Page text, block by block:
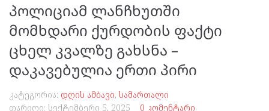
პოლიციამ ლანჩხუთში
მომხდარი ქურდობის ფაქტი
ცხელ კვალზე გახსნა –
დაკავებულია ერთი პირი
კატეგორია: დღის ამბავი, სამართალი
თარიღი: სექტემბერი 5, 2025 0 კომენტარი